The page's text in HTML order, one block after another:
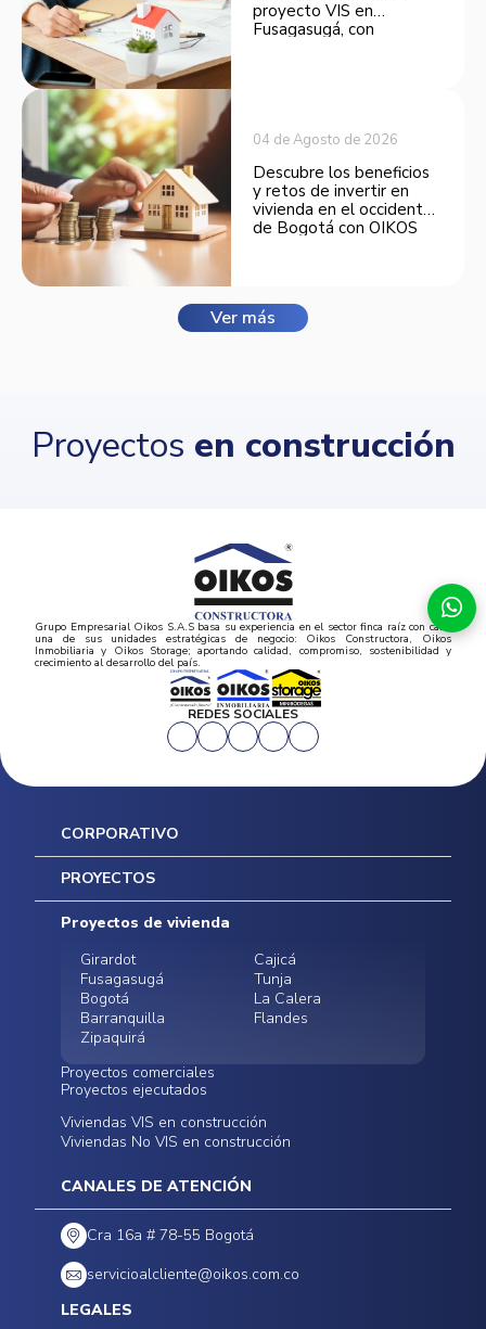
proyecto VIS en
Fusagasugá, con
04 de Agosto de 2026
Descubre los beneficios
y retos de invertir en
vivienda en el occidente
de Bogotá con OIKOS
Ver más
Proyectos en construcción
Grupo Empresarial Oikos S.A.S basa su experiencia en el sector finca raíz con cada
una de sus unidades estratégicas de negocio: Oikos Constructora, Oikos
Inmobiliaria y Oikos Storage; aportando calidad, compromiso, sostenibilidad y
crecimiento al desarrollo del país.
REDES SOCIALES
CORPORATIVO
Inicio
Mapa del sitio
Postventas
Contratación Directa
Noticias
PROYECTOS
Proyectos de vivienda
Girardot
Cajicá
Fusagasugá
Tunja
Bogotá
La Calera
Barranquilla
Flandes
Zipaquirá
Proyectos comerciales
Funza
Infinitum Zentral
Bodegas - ALMAX
Centro Comercial
Proyectos ejecutados
Conoce nuestros
proyectos ejecutados
Viviendas VIS en construcción
Viviendas No VIS en construcción
CANALES DE ATENCIÓN
Cra 16a # 78-55 Bogotá
servicioalcliente@oikos.com.co
LEGALES